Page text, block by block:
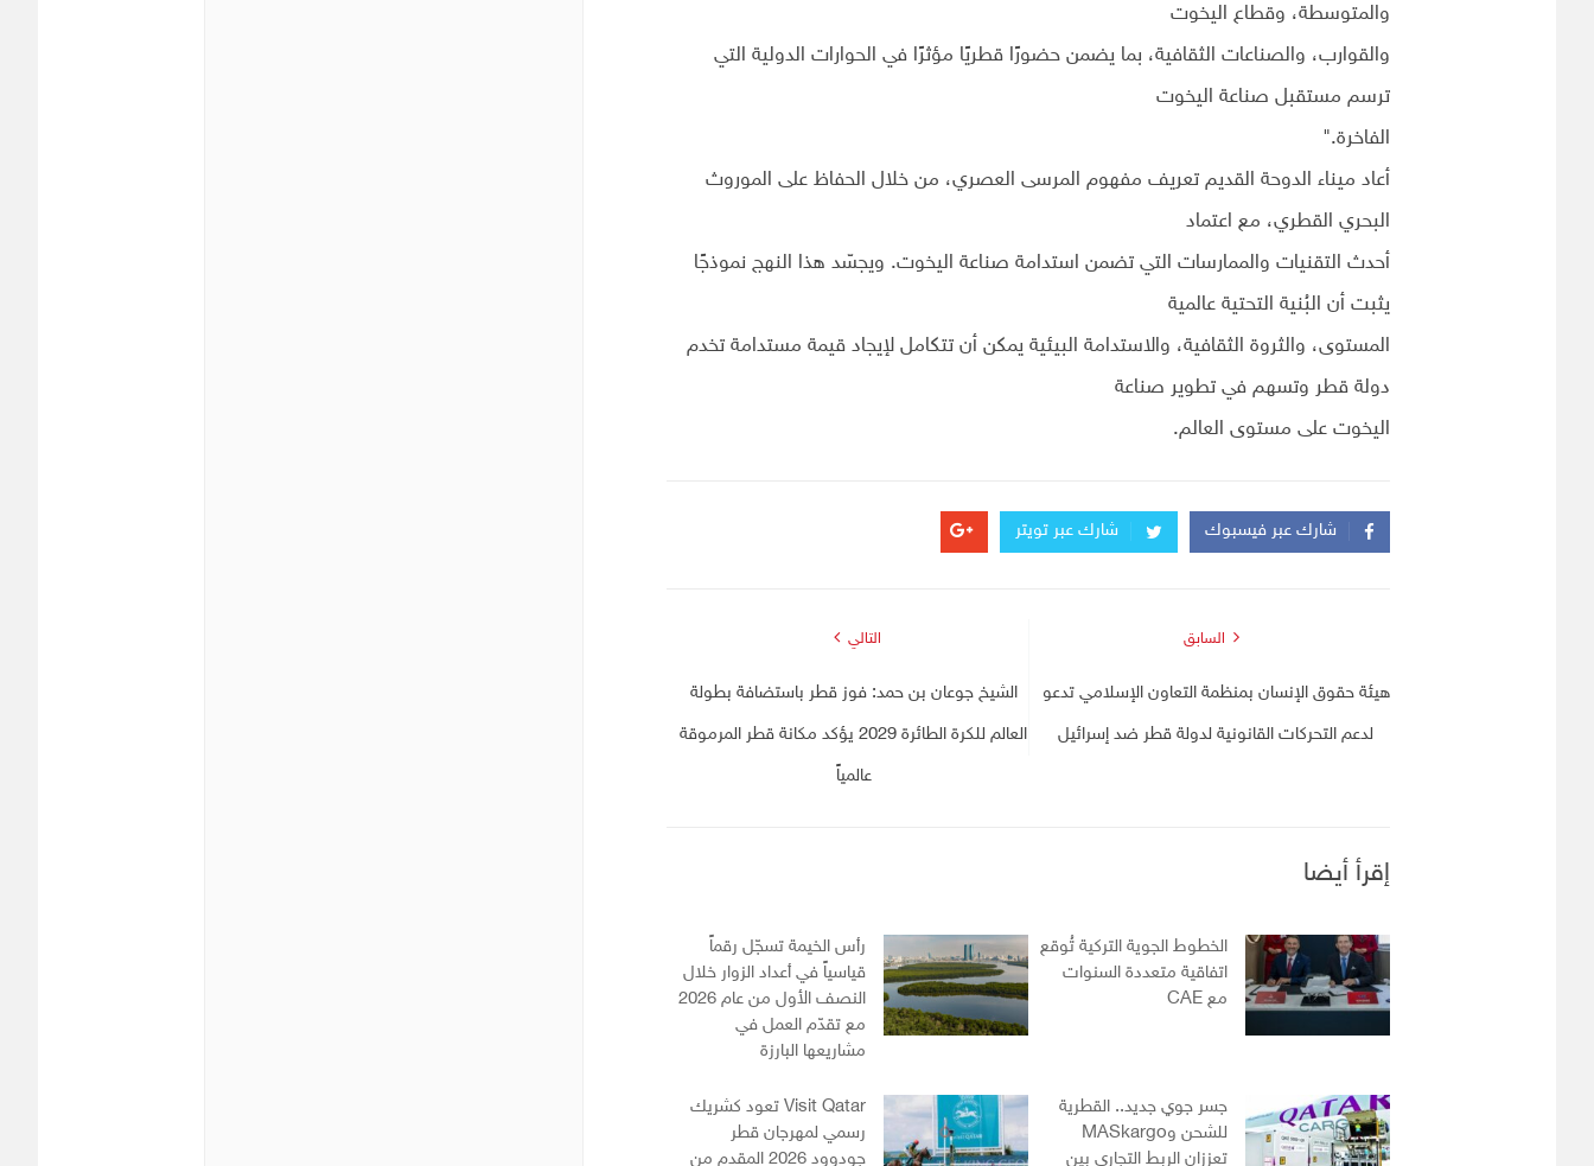
والمتوسطة، وقطاع اليخوت
والقوارب، والصناعات الثقافية، بما يضمن حضورًا قطريًا مؤثرًا في الحوارات الدولية التي
ترسم مستقبل صناعة اليخوت
الفاخرة."
أعاد ميناء الدوحة القديم تعريف مفهوم المرسى العصري، من خلال الحفاظ على الموروث
البحري القطري، مع اعتماد
أحدث التقنيات والممارسات التي تضمن استدامة صناعة اليخوت. ويجسّد هذا النهج نموذجًا
يثبت أن البُنية التحتية عالمية
المستوى، والثروة الثقافية، والاستدامة البيئية يمكن أن تتكامل لإيجاد قيمة مستدامة تخدم
دولة قطر وتسهم في تطوير صناعة
اليخوت على مستوى العالم.
شارك عبر فيسبوك شارك عبر تويتر
السابق
هيئة حقوق الإنسان بمنظمة التعاون الإسلامي تدعو
لدعم التحركات القانونية لدولة قطر ضد إسرائيل
التالي
الشيخ جوعان بن حمد: فوز قطر باستضافة بطولة
العالم للكرة الطائرة 2029 يؤكد مكانة قطر المرموقة
عالمياً
إقرأ أيضا
الخطوط الجوية التركية تُوقع
اتفاقية متعددة السنوات
مع CAE
رأس الخيمة تسجّل رقماً
قياسياً في أعداد الزوار خلال
النصف الأول من عام 2026
مع تقدّم العمل في
مشاريعها البارزة
جسر جوي جديد.. القطرية
للشحن وMASkargo
تعززان الربط التجاري بين
Visit Qatar تعود كشريك
رسمي لمهرجان قطر
جودوود 2026 المقدم من